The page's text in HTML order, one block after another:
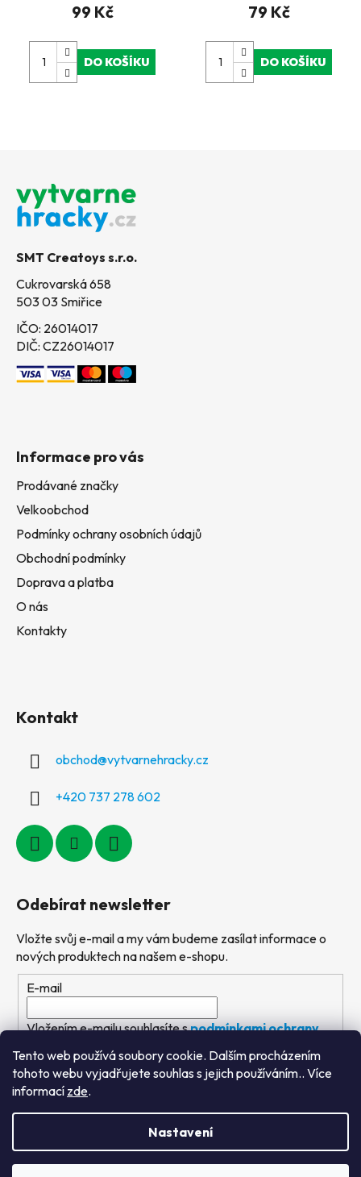
Tento web používá soubory cookie. Dalším procházením
tohoto webu vyjadřujete souhlas s jejich používáním.. Více
informací zde.
Nastavení
99 Kč
DO KOŠÍKU
79 Kč
DO KOŠÍKU
SMT Creatoys s.r.o.
Cukrovarská 658
503 03 Smiřice
IČO: 26014017
DIČ: CZ26014017
Informace pro vás
Prodávané značky
Velkoobchod
Podmínky ochrany osobních údajů
Obchodní podmínky
Doprava a platba
O nás
Kontakty
Kontakt
obchod@vytvarnehracky.cz
+420 737 278 602
Odebírat newsletter
Vložte svůj e-mail a my vám budeme zasílat informace o
nových produktech na našem e-shopu.
E-mail
Vložením e-mailu souhlasíte spodmínkami ochrany
osobních údajů
PŘIHLÁSIT SE
Vytvořil Shoptet&PekneWeby